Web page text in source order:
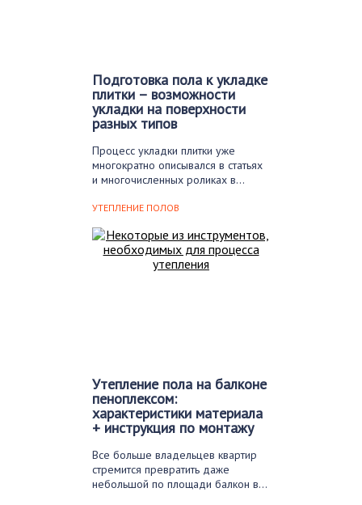
Подготовка пола к укладке
плитки – возможности
укладки на поверхности
разных типов
Процесс укладки плитки уже
многократно описывался в статьях
и многочисленных роликах в…
УТЕПЛЕНИЕ ПОЛОВ
Утепление пола на балконе
пеноплексом:
характеристики материала
+ инструкция по монтажу
Все больше владельцев квартир
стремится превратить даже
небольшой по площади балкон в…